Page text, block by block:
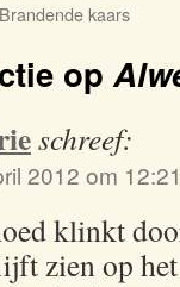
kaars
op
schreef:
2012 om 12:21
klinkt
zien op